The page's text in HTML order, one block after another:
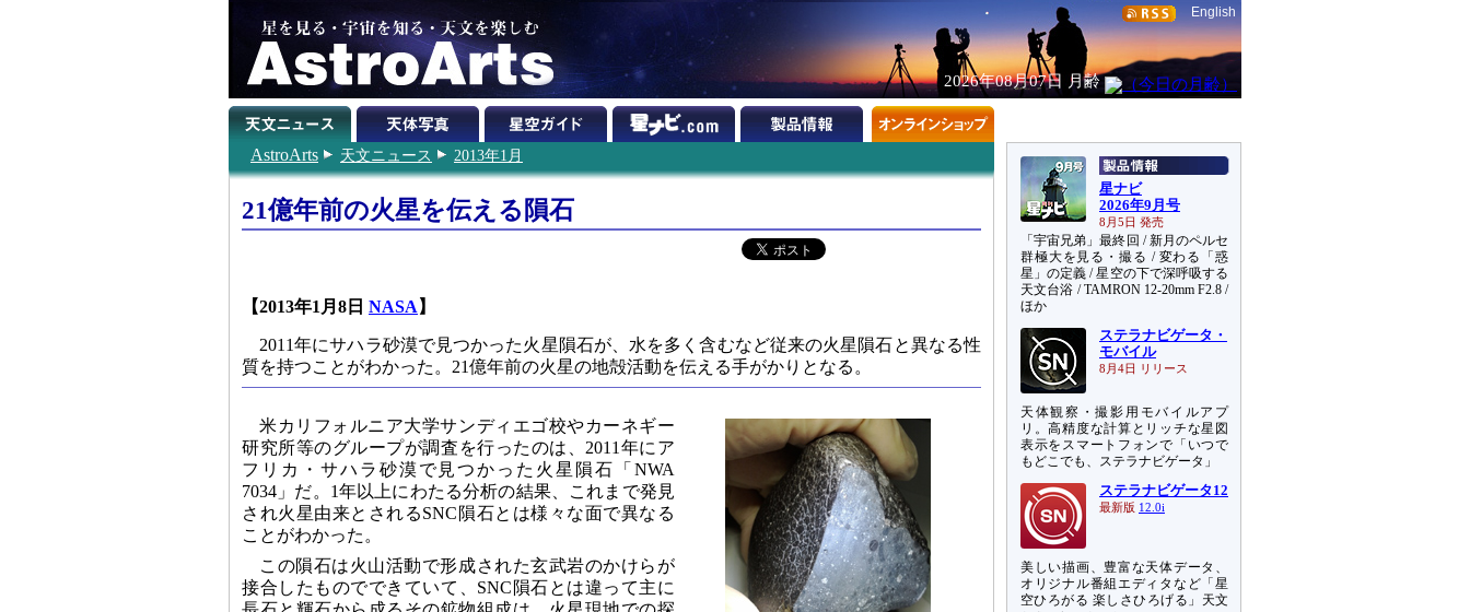
English
2026年08月07日 月齢
AstroArts 天文ニュース 2013年1月
21億年前の火星を伝える隕石
【2013年1月8日 NASA 】
2011年にサハラ砂漠で見つかった火星隕石が、水を多く含むなど従来の火星隕石と異なる性
質を持つことがわかった。21億年前の火星の地殻活動を伝える手がかりとなる。
米カリフォルニア大学サンディエゴ校やカーネギー
研究所等のグループが調査を行ったのは、2011年にア
フリカ・サハラ砂漠で見つかった火星隕石「NWA
7034」だ。1年以上にわたる分析の結果、これまで発見
され火星由来とされるSNC隕石とは様々な面で異なる
ことがわかった。
この隕石は火山活動で形成された玄武岩のかけらが
接合したものでできていて、SNC隕石とは違って主に
星ナビ
2026年9月号
8月5日 発売
「宇宙兄弟」最終回 / 新月のペルセ
群極大を見る・撮る / 変わる「惑
星」の定義 / 星空の下で深呼吸する
天文台浴 / TAMRON 12-20mm F2.8 /
ほか
ステラナビゲータ・
モバイル
8月4日 リリース
天体観察・撮影用モバイルアプ
リ。高精度な計算とリッチな星図
表示をスマートフォンで「いつで
もどこでも、ステラナビゲータ」
ステラナビゲータ12
最新版 12.0i
美しい描画、豊富な天体データ、
オリジナル番組エディタなど「星
空ひろがる 楽しさひろげる」天文